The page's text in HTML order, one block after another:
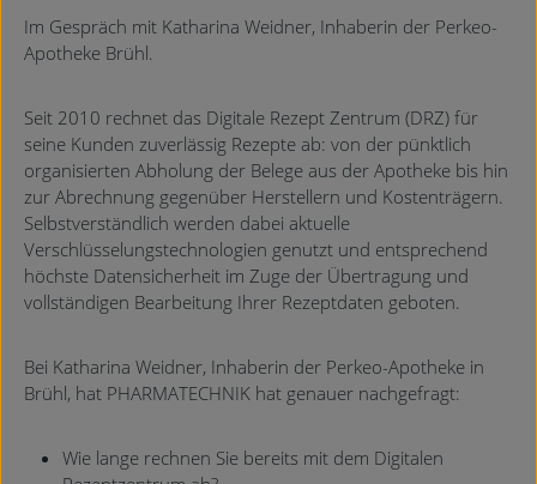
Im Gespräch mit Katharina Weidner, Inhaberin der Perkeo-
Apotheke Brühl.
Seit 2010 rechnet das Digitale Rezept Zentrum (DRZ) für
seine Kunden zuverlässig Rezepte ab: von der pünktlich
organisierten Abholung der Belege aus der Apotheke bis hin
zur Abrechnung gegenüber Herstellern und Kostenträgern.
Selbstverständlich werden dabei aktuelle
Verschlüsselungstechnologien genutzt und entsprechend
höchste Datensicherheit im Zuge der Übertragung und
vollständigen Bearbeitung Ihrer Rezeptdaten geboten.
Bei Katharina Weidner, Inhaberin der Perkeo-Apotheke in
Brühl, hat PHARMATECHNIK hat genauer nachgefragt:
Wie lange rechnen Sie bereits mit dem Digitalen